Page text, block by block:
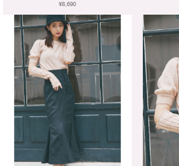
¥8,690